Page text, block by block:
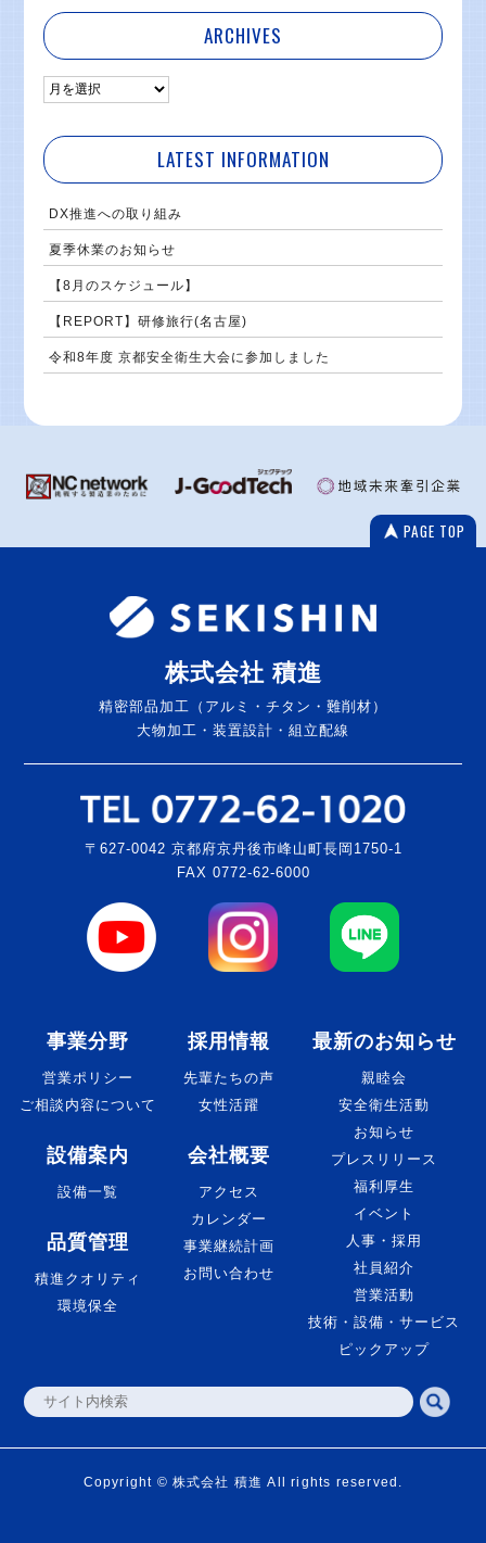
ARCHIVES
LATEST INFORMATION
DX推進への取り組み
夏季休業のお知らせ
【8月のスケジュール】
【REPORT】研修旅行(名古屋)
令和8年度 京都安全衛生大会に参加しました
PAGE TOP
株式会社 積進
精密部品加工（アルミ・チタン・難削材）
大物加工・装置設計・組立配線
〒627-0042 京都府京丹後市峰山町長岡1750-1
FAX 0772-62-6000
事業分野
営業ポリシー
ご相談内容について
設備案内
設備一覧
品質管理
積進クオリティ
環境保全
採用情報
先輩たちの声
女性活躍
会社概要
アクセス
カレンダー
事業継続計画
お問い合わせ
最新のお知らせ
親睦会
安全衛生活動
お知らせ
プレスリリース
福利厚生
イベント
人事・採用
社員紹介
営業活動
技術・設備・サービス
ピックアップ
Copyright © 株式会社 積進 All rights reserved.